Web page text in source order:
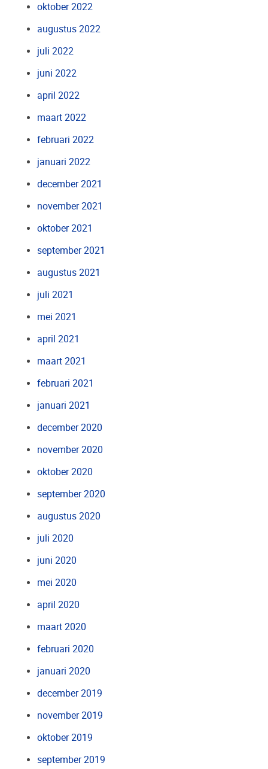
oktober 2022
augustus 2022
juli 2022
juni 2022
april 2022
maart 2022
februari 2022
januari 2022
december 2021
november 2021
oktober 2021
september 2021
augustus 2021
juli 2021
mei 2021
april 2021
maart 2021
februari 2021
januari 2021
december 2020
november 2020
oktober 2020
september 2020
augustus 2020
juli 2020
juni 2020
mei 2020
april 2020
maart 2020
februari 2020
januari 2020
december 2019
november 2019
oktober 2019
september 2019